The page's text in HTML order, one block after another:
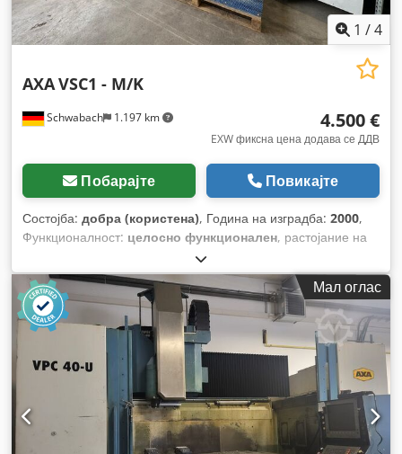
1 /4
Schwabach 1.197 km
AXAVSC1 - M/K
4.500 €
EXW фиксна цена додава се ДДВ
Побарајте Повикајте
Состојба: добра (користена), Година на изградба: 2000,
Функционалност: целосно функционален, растојание на
1.000 мм
мм, растојание на движење Z-оска:480 мм, максимална
брзина на вртење:6.000 обр/мин, максимална брзина на
вретеното:
3.500 обр/мин, тип на влезен струја:Клима
уред, Опрема:брзина на вртење со бесконечно
Мал оглас